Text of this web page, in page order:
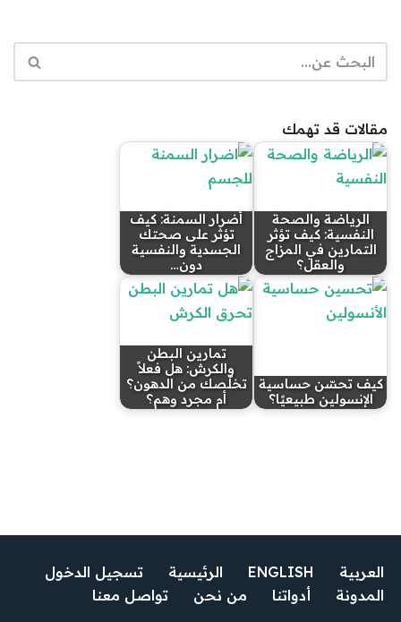
مقالات قد تهمك
الرياضة والصحة
النفسية: كيف تؤثر
التمارين في المزاج
والعقل؟
أضرار السمنة: كيف
تؤثر على صحتك
الجسدية والنفسية
دون…
كيف تحسّن حساسية
الإنسولين طبيعيًا؟
تمارين البطن
والكرش: هل فعلاً
تخلّصك من الدهون؟
أم مجرد وهم؟
العربية ENGLISH الرئيسية
تسجيل الدخول
المدونة
أدواتنا من نحن تواصل معنا